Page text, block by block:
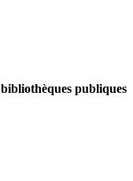
bibliothèques publiques